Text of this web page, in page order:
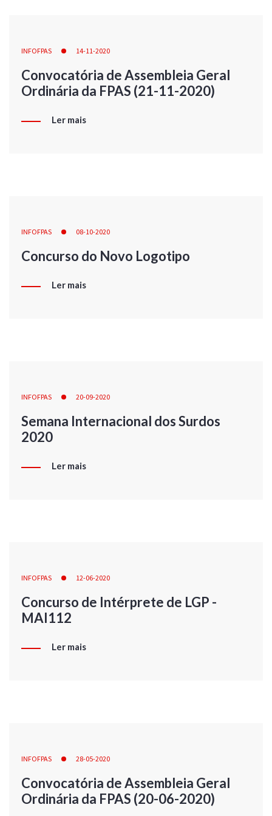
INFOFPAS 14-11-2020
Convocatória de Assembleia Geral
Ordinária da FPAS (21-11-2020)
Ler mais
INFOFPAS 08-10-2020
Concurso do Novo Logotipo
Ler mais
INFOFPAS 20-09-2020
Semana Internacional dos Surdos
2020
Ler mais
INFOFPAS 12-06-2020
Concurso de Intérprete de LGP -
MAI112
Ler mais
INFOFPAS 28-05-2020
Convocatória de Assembleia Geral
Ordinária da FPAS (20-06-2020)